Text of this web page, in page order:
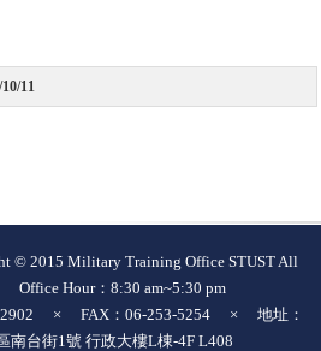
11
© 2015 Military Training Office STUST All
Office Hour：8:30 am~5:30 pm
2902 × FAX：06-253-5254 × 地址：
南台街1號 行政大樓L棟-4F L408